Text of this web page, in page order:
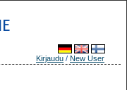
Kirjaudu / New User